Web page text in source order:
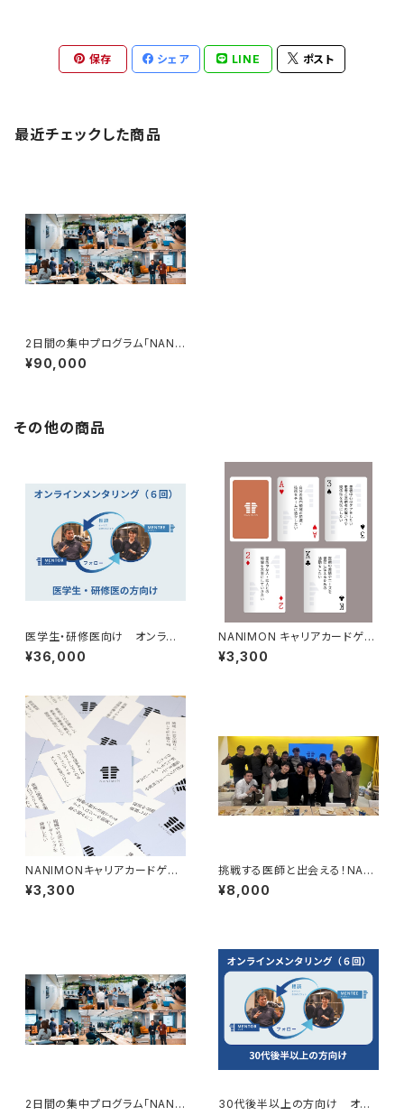
保存 シェア LINE ポスト
最近チェックした商品
2日間の集中プログラム「NANI
MONリトリート」 開催日：202
6年11月14日・15日
¥90,000
その他の商品
医学生・研修医向け オンライ
ン メンタリングチケット（６回分）
¥36,000
NANIMON キャリアカードゲー
ム コメディカル版
¥3,300
NANIMONキャリアカードゲー
ム ドクター版
¥3,300
挑戦する医師と出会える！NANI
MON交流会参加チケット 開催
日：2026年11月14日・15日
¥8,000
2日間の集中プログラム「NANI
30代後半以上の方向け オン